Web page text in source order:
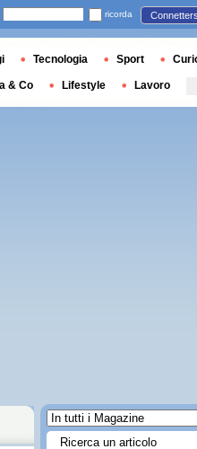
ricorda
Tecnologia Sport
& Co Lifestyle Lavoro